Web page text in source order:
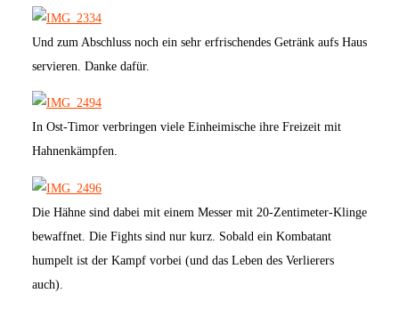
Und zum Abschluss noch ein sehr erfrischendes Getränk aufs Haus
servieren. Danke dafür.
In Ost-Timor verbringen viele Einheimische ihre Freizeit mit
Hahnenkämpfen.
Die Hähne sind dabei mit einem Messer mit 20-Zentimeter-Klinge
bewaffnet. Die Fights sind nur kurz. Sobald ein Kombatant
humpelt ist der Kampf vorbei (und das Leben des Verlierers
auch).